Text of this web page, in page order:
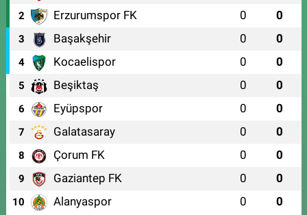
2 Erzurumspor FK 0 0
3 Başakşehir 0 0
4 Kocaelispor 0 0
5 Beşiktaş 0 0
6 Eyüpspor 0 0
7 Galatasaray 0 0
8 Çorum FK 0 0
9 Gaziantep FK 0 0
10 Alanyaspor 0 0